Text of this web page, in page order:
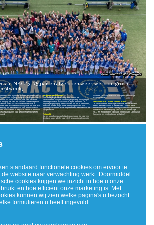
gemaakt: een bijzonder moment om samen vast
tijdens ons 75-jarig jubileum. Vervolgens was
de All Stars wedstrijd, met vele bekende
terug op het veld die fanatiek streden tegen de
De All Stars wisten helaas niet te
maar daar draaide het natuurlijk niet om. Het was
om de sterren van toen weer samen in
Ook werden in de pauze van deze wedstrijd
wedstrijdshirts voor de komende seizoenen
Jeugd vierde volop mee
Ook onze jeugd vierde volop mee tijdens de
jubileumweek. Dit jaar vond het jeugdkamp op vrijdag en
zaterdag namelijk plaats in onze eigen feesttent. De
jongste jeugd ging op pad naar De Kolk om te zwemmen,
terwijl de oudere jeugd onder meer ging bowlen. Op
zaterdag was er een actief programma bij de buren van de
Wilgenweard.
Fietstocht
Na het jeugdkamp was het zaterdagmiddag tijd voor een
fietstocht langs allerlei voor NKC belangrijke plekken in
Nijverdal, zoals locaties van huidige en voormalige
accommodaties.
Feestavond met Lisanne Verheij erelid
De jubileumweek werd afgesloten met een receptie en
daarna een feestavond in de feesttent. Tijdens deze
feestavond werd Lisanne Verheij als verrassing benoemd
tot erelid van de vereniging. Met zo’n 200 aanwezige
NKC’ers en optredens van Nick Brinkhuis en Dennis van
Dam werd het een knallende afsluiting!
NKC'51 / Wil Vleugels
gemeente Hellendoorn
standaard functionele cookies om ervoor te
de website naar verwachting werkt. Doormiddel
cookies krijgen we inzicht in hoe u onze
en hoe efficiënt onze marketing is. Met
kunnen wij zien welke pagina's u bezocht
formulieren u heeft ingevuld.